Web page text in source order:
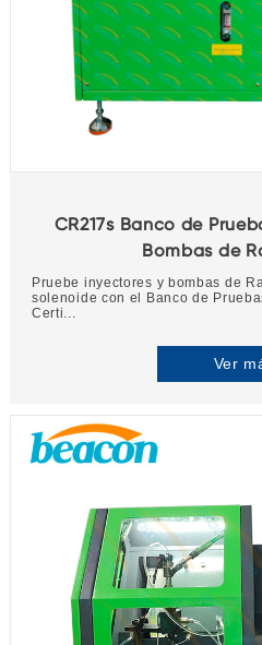
CR217s Banco de
Bombas de
Pruebe inyectores y bombas de
solenoide con el Banco de
Certi...
Ver